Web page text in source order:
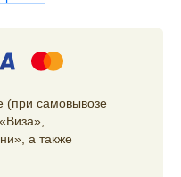
(при самовывозе
а также